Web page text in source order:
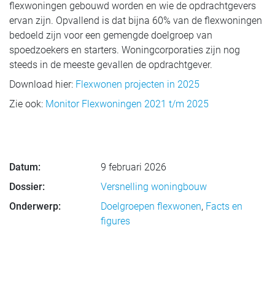
flexwoningen gebouwd worden en wie de opdrachtgevers
ervan zijn. Opvallend is dat bijna 60% van de flexwoningen
bedoeld zijn voor een gemengde doelgroep van
spoedzoekers en starters. Woningcorporaties zijn nog
steeds in de meeste gevallen de opdrachtgever.
Download hier: Flexwonen projecten in 2025
Zie ook: Monitor Flexwoningen 2021 t/m 2025
Datum:
9 februari 2026
Dossier:
Versnelling woningbouw
Onderwerp:
Doelgroepen flexwonen, Facts en
figures